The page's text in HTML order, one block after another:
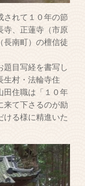
れて１０年の節
寺、正蓮寺（市原
長南町）の檀信徒
目写経を書写し
生村・法輪寺住
田住職は「１０年
来て下さるのが励
ける様に精進いた